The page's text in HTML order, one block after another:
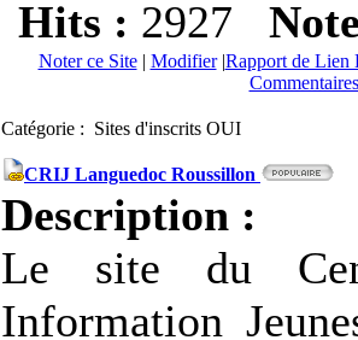
Hits : 2927
Noter ce Site| Modifier|Rapport de Lien
Catégorie : Sites d'inscrits OUI
CRIJ Languedoc Roussillon
Description :
Le site du
Information